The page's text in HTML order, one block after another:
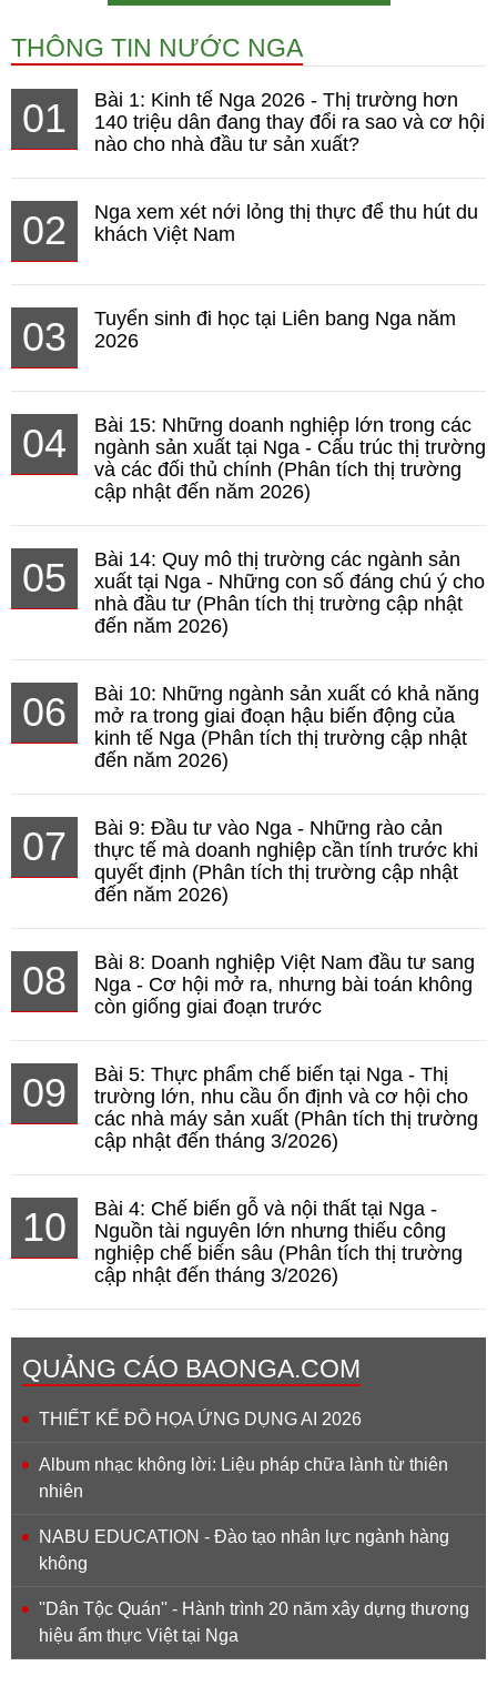
THÔNG TIN NƯỚC NGA
01
Bài 1: Kinh tế Nga 2026 - Thị trường hơn
140 triệu dân đang thay đổi ra sao và cơ hội
nào cho nhà đầu tư sản xuất?
02
Nga xem xét nới lỏng thị thực để thu hút du
khách Việt Nam
03
Tuyển sinh đi học tại Liên bang Nga năm
2026
04
Bài 15: Những doanh nghiệp lớn trong các
ngành sản xuất tại Nga - Cấu trúc thị trường
và các đối thủ chính (Phân tích thị trường
cập nhật đến năm 2026)
05
Bài 14: Quy mô thị trường các ngành sản
xuất tại Nga - Những con số đáng chú ý cho
nhà đầu tư (Phân tích thị trường cập nhật
đến năm 2026)
06
Bài 10: Những ngành sản xuất có khả năng
mở ra trong giai đoạn hậu biến động của
kinh tế Nga (Phân tích thị trường cập nhật
đến năm 2026)
07
Bài 9: Đầu tư vào Nga - Những rào cản
thực tế mà doanh nghiệp cần tính trước khi
quyết định (Phân tích thị trường cập nhật
đến năm 2026)
08
Bài 8: Doanh nghiệp Việt Nam đầu tư sang
Nga - Cơ hội mở ra, nhưng bài toán không
còn giống giai đoạn trước
09
Bài 5: Thực phẩm chế biến tại Nga - Thị
trường lớn, nhu cầu ổn định và cơ hội cho
các nhà máy sản xuất (Phân tích thị trường
cập nhật đến tháng 3/2026)
10
Bài 4: Chế biến gỗ và nội thất tại Nga -
Nguồn tài nguyên lớn nhưng thiếu công
nghiệp chế biến sâu (Phân tích thị trường
cập nhật đến tháng 3/2026)
QUẢNG CÁO BAONGA.COM
THIẾT KẾ ĐỒ HỌA ỨNG DỤNG AI 2026
Album nhạc không lời: Liệu pháp chữa lành từ thiên
nhiên
NABU EDUCATION - Đào tạo nhân lực ngành hàng
không
''Dân Tộc Quán'' - Hành trình 20 năm xây dựng thương
hiệu ẩm thực Việt tại Nga